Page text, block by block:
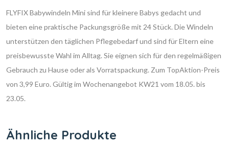
FLYFIX Babywindeln Mini sind für kleinere Babys gedacht und
bieten eine praktische Packungsgröße mit 24 Stück. Die Windeln
unterstützen den täglichen Pflegebedarf und sind für Eltern eine
preisbewusste Wahl im Alltag. Sie eignen sich für den regelmäßigen
Gebrauch zu Hause oder als Vorratspackung. Zum TopAktion-Preis
von 3,99 Euro. Gültig im Wochenangebot KW21 vom 18.05. bis
23.05.
Ähnliche Produkte